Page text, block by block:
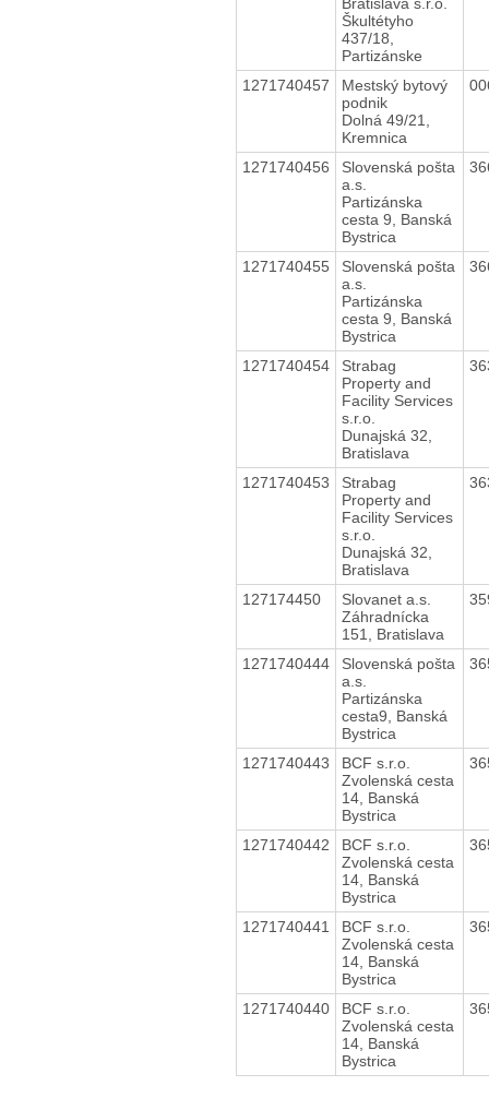
Škultétyho
437/18,
Partizánske
1271740457
Mestský bytový
podnik
Dolná 49/21,
Kremnica
1271740456
Slovenská pošta
a.s.
Partizánska
cesta 9, Banská
Bystrica
1271740455
Slovenská pošta
a.s.
Partizánska
cesta 9, Banská
Bystrica
1271740454
Strabag
Property and
Facility Services
s.r.o.
Dunajská 32,
Bratislava
1271740453
Strabag
Property and
Facility Services
s.r.o.
Dunajská 32,
Bratislava
127174450
Slovanet a.s.
Záhradnícka
151, Bratislava
1271740444
Slovenská pošta
a.s.
Partizánska
cesta9, Banská
Bystrica
1271740443
BCF s.r.o.
Zvolenská cesta
14, Banská
Bystrica
1271740442
BCF s.r.o.
Zvolenská cesta
14, Banská
Bystrica
1271740441
BCF s.r.o.
Zvolenská cesta
14, Banská
Bystrica
1271740440
BCF s.r.o.
Zvolenská cesta
14, Banská
Bystrica